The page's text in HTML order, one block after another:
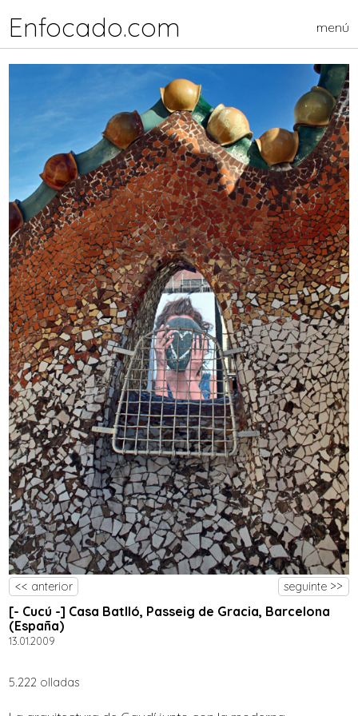
Enfocado.com menú
<< anterior seguinte >>
[- Cucú -] Casa Batlló, Passeig de Gracia, Barcelona
(España)
13.01.2009
5.222 olladas